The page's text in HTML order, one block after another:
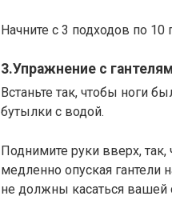
Начните с 3 подходов по 10
3.Упражнение с
Встаньте так, чтобы ноги
бутылки с водой.
Поднимите руки вверх, так,
медленно опуская гантели
не должны касаться вашей